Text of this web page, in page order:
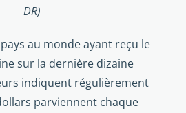
DR)
au monde ayant reçu le
sur la dernière dizaine
in­diquent régulièrement
parviennent chaque